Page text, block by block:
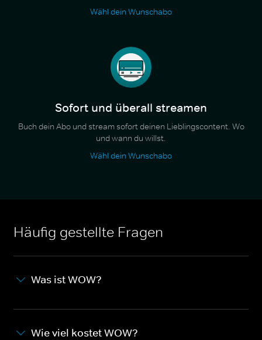
Wähl dein Wunschabo
Sofort und überall streamen
Buch dein Abo und stream sofort deinen Lieblingscontent. Wo
und wann du willst.
Wähl dein Wunschabo
Häufig gestellte Fragen
Was ist WOW?
Wie viel kostet WOW?